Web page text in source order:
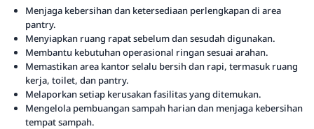
Menjaga kebersihan dan ketersediaan perlengkapan di area
pantry.
Menyiapkan ruang rapat sebelum dan sesudah digunakan.
Membantu kebutuhan operasional ringan sesuai arahan.
Memastikan area kantor selalu bersih dan rapi, termasuk ruang
kerja, toilet, dan pantry.
Melaporkan setiap kerusakan fasilitas yang ditemukan.
Mengelola pembuangan sampah harian dan menjaga kebersihan
tempat sampah.